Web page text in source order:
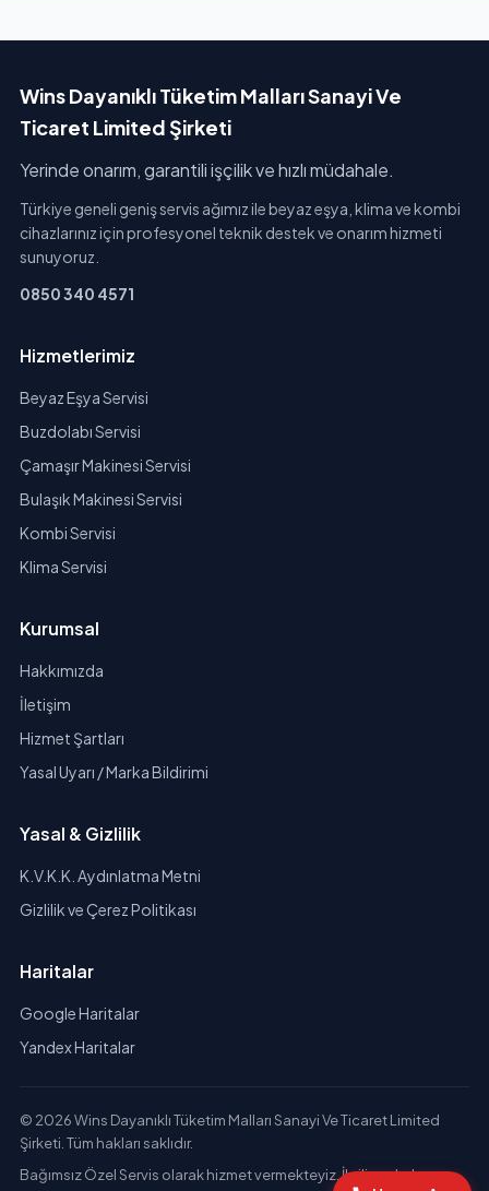
Wins Dayanıklı Tüketim Malları Sanayi Ve
Ticaret Limited Şirketi
Yerinde onarım, garantili işçilik ve hızlı müdahale.
Türkiye geneli geniş servis ağımız ile beyaz eşya, klima ve kombi
cihazlarınız için profesyonel teknik destek ve onarım hizmeti
sunuyoruz.
0850 340 4571
Hizmetlerimiz
Beyaz Eşya Servisi
Buzdolabı Servisi
Çamaşır Makinesi Servisi
Bulaşık Makinesi Servisi
Kombi Servisi
Klima Servisi
Kurumsal
Hakkımızda
İletişim
Hizmet Şartları
Yasal Uyarı / Marka Bildirimi
Yasal & Gizlilik
K.V.K.K. Aydınlatma Metni
Gizlilik ve Çerez Politikası
Haritalar
Google Haritalar
Yandex Haritalar
© 2026 Wins Dayanıklı Tüketim Malları Sanayi Ve Ticaret Limited
Şirketi. Tüm hakları saklıdır.
Bağımsız Özel Servis olarak hizmet vermekteyiz. İlgili markaların